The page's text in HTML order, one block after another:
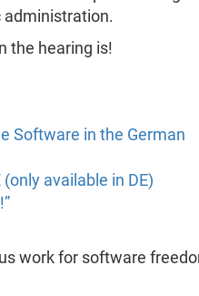
administration.
the hearing is!
Software in the German
available in DE)
work for software